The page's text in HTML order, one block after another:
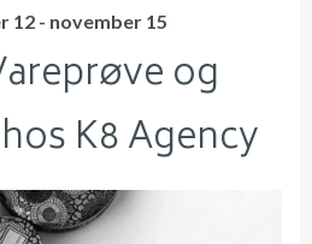
12 - november 15
og
K8 Agency